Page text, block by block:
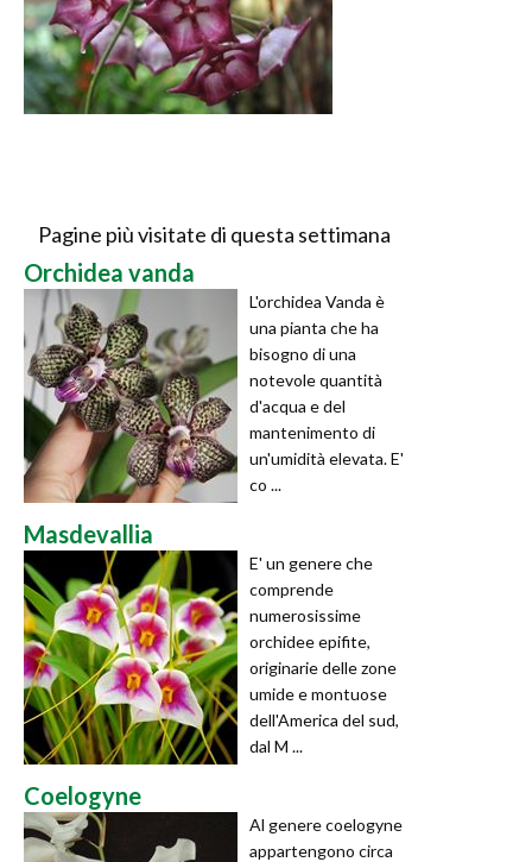
Pagine più visitate di questa settimana
Orchidea vanda
L'orchidea Vanda è
una pianta che ha
bisogno di una
notevole quantità
d'acqua e del
mantenimento di
un'umidità elevata. E'
co ...
Masdevallia
E' un genere che
comprende
numerosissime
orchidee epifite,
originarie delle zone
umide e montuose
dell'America del sud,
dal M ...
Coelogyne
Al genere coelogyne
appartengono circa